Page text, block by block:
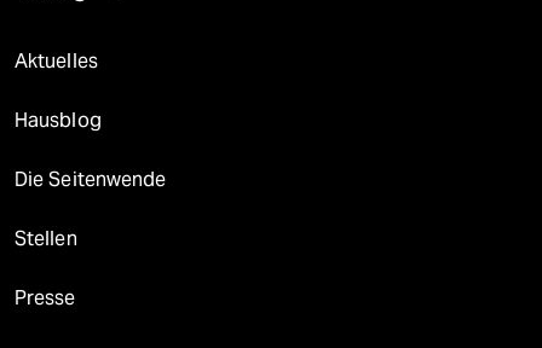
Aktuelles
Hausblog
Die Seitenwende
Stellen
Presse